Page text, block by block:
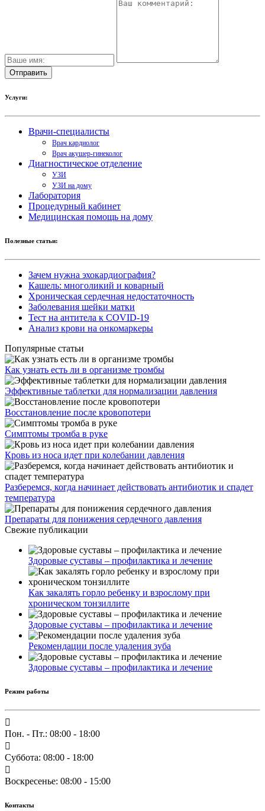
Услуги:
Врачи-специалисты
Врач кардиолог
Врач акушер-гинеколог
Диагностическое отделение
УЗИ
УЗИ на дому
Лаборатория
Процедурный кабинет
Медицинская помощь на дому
Полезные статьи:
Зачем нужна эхокардиография?
Кашель: многоликий и коварный
Хроническая сердечная недостаточность
Заболевания шейки матки
Тест на антитела к COVID-19
Анализ крови на онкомаркеры
Популярные статьи
Как узнать есть ли в организме тромбы
Эффективные таблетки для нормализации давления
Восстановление после кровопотери
Симптомы тромба в руке
Кровь из носа идет при колебании давления
Разберемся, когда начинает действовать антибиотик и спадет
температура
Препараты для понижения сердечного давления
Свежие публикации
Здоровые суставы – профилактика и лечение
Как закалять горло ребенку и взрослому при
хроническом тонзиллите
Здоровые суставы – профилактика и лечение
Рекомендации после удаления зуба
Здоровые суставы – профилактика и лечение
Режим работы
Пон. - Пт.: 08:00 - 18:00
Суббота: 08:00 - 18:00
Воскресенье: 08:00 - 15:00
Контакты